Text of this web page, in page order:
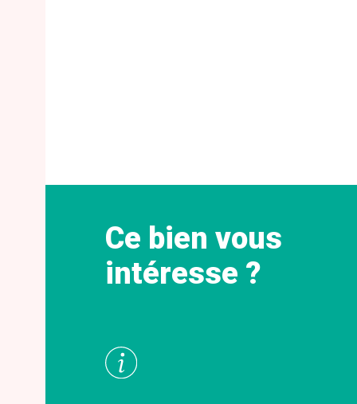
Ce bien vous
intéresse ?